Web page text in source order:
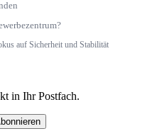
auf Sicherheit und Stabilität
in Ihr Postfach.